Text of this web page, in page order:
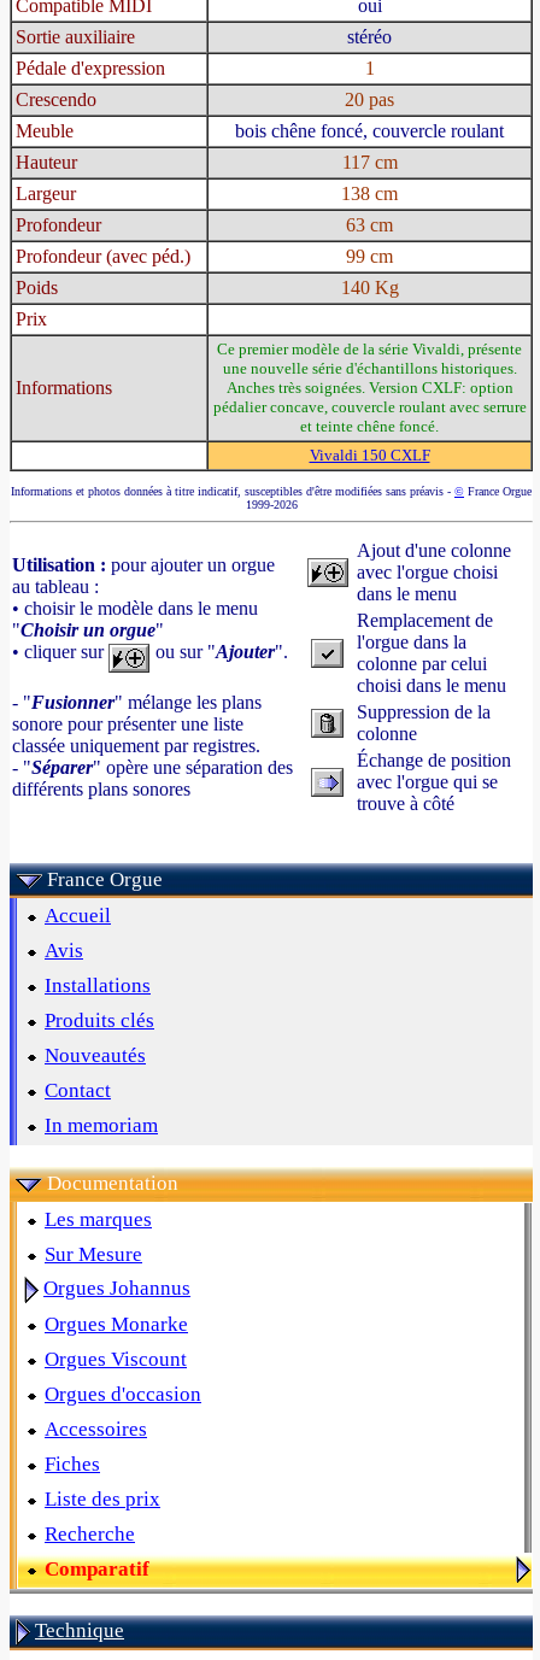
Compatible MIDI
oui
Sortie auxiliaire
stéréo
Pédale d'expression
1
Crescendo
20 pas
Meuble
bois chêne foncé, couvercle roulant
Hauteur
117 cm
Largeur
138 cm
Profondeur
63 cm
Profondeur (avec péd.)
99 cm
Poids
140 Kg
Prix
Informations
Ce premier modèle de la série Vivaldi, présente
une nouvelle série d'échantillons historiques.
Anches très soignées. Version CXLF: option
pédalier concave, couvercle roulant avec serrure
et teinte chêne foncé.
Vivaldi 150 CXLF
Informations et photos données à titre indicatif, susceptibles d'être modifiées sans préavis - © France Orgue
1999-2026
Utilisation : pour ajouter un orgue
au tableau :
• choisir le modèle dans le menu
"Choisir un orgue"
• cliquer sur
ou sur "Ajouter".
- "Fusionner" mélange les plans
sonore pour présenter une liste
classée uniquement par registres.
- "Séparer" opère une séparation des
différents plans sonores
Ajout d'une colonne
avec l'orgue choisi
dans le menu
Remplacement de
l'orgue dans la
colonne par celui
choisi dans le menu
Suppression de la
colonne
Échange de position
avec l'orgue qui se
trouve à côté
France Orgue
Accueil
Avis
Installations
Produits clés
Nouveautés
Contact
In memoriam
Documentation
Les marques
Sur Mesure
Orgues Johannus
Orgues Monarke
Orgues Viscount
Orgues d'occasion
Accessoires
Fiches
Liste des prix
Recherche
Comparatif
Technique